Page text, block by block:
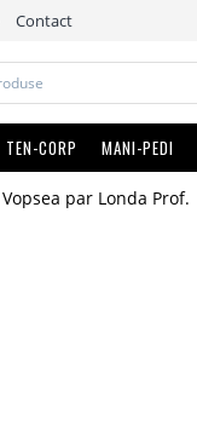
Contact
TEN-CORP MANI-PEDI
Vopsea par Londa Prof.